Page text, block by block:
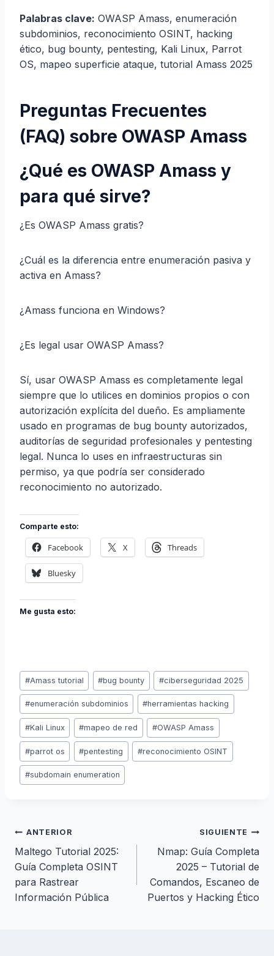
Palabras clave: OWASP Amass, enumeración
subdominios, reconocimiento OSINT, hacking
ético, bug bounty, pentesting, Kali Linux, Parrot
OS, mapeo superficie ataque, tutorial Amass 2025
Preguntas Frecuentes
(FAQ) sobre OWASP Amass
¿Qué es OWASP Amass y
para qué sirve?
¿Es OWASP Amass gratis?
¿Cuál es la diferencia entre enumeración pasiva y
activa en Amass?
¿Amass funciona en Windows?
¿Es legal usar OWASP Amass?
Sí, usar OWASP Amass es completamente legal
siempre que lo utilices en dominios propios o con
autorización explícita del dueño. Es ampliamente
usado en programas de bug bounty autorizados,
auditorías de seguridad profesionales y pentesting
legal. Nunca lo uses en infraestructuras sin
permiso, ya que podría ser considerado
reconocimiento no autorizado.
Comparte esto:
Facebook X Threads
Bluesky
Me gusta esto:
Etiquetas
de
la
entrada:
#Amass tutorial #bug bounty #ciberseguridad 2025
#enumeración subdominios #herramientas hacking
#Kali Linux #mapeo de red #OWASP Amass
#parrot os #pentesting #reconocimiento OSINT
#subdomain enumeration
Navegación
de
entradas
ANTERIOR
Maltego Tutorial 2025:
Guía Completa OSINT
para Rastrear
Información Pública
SIGUIENTE
Nmap: Guía Completa
2025 – Tutorial de
Comandos, Escaneo de
Puertos y Hacking Ético